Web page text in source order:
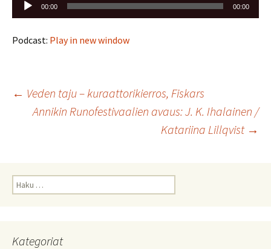
00:00 00:00
Podcast: Play in new window
Artikkelien
selaus
← Veden taju – kuraattorikierros, Fiskars
Annikin Runofestivaalien avaus: J. K. Ihalainen /
Katariina Lillqvist →
Haku:
Kategoriat